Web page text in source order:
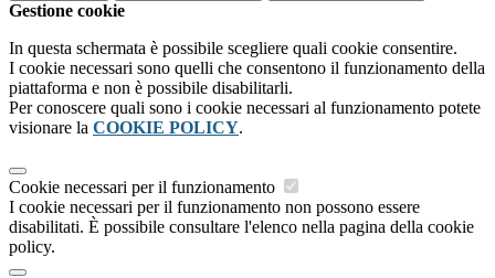
Gestione cookie
In questa schermata è possibile scegliere quali cookie consentire.
I cookie necessari sono quelli che consentono il funzionamento della
piattaforma e non è possibile disabilitarli.
Per conoscere quali sono i cookie necessari al funzionamento potete
visionare la COOKIE POLICY.
Cookie necessari per il funzionamento
I cookie necessari per il funzionamento non possono essere
disabilitati. È possibile consultare l'elenco nella pagina della cookie
policy.